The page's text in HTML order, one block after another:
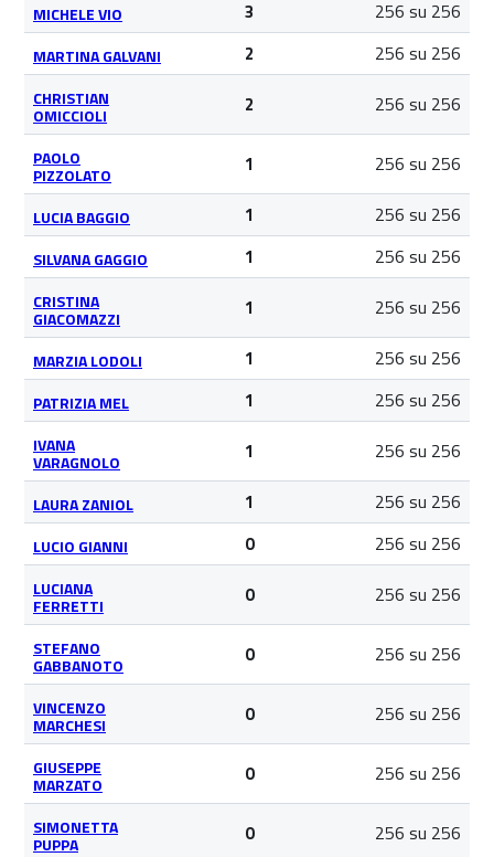
MICHELE VIO 3 256 su 256
MARTINA GALVANI 2 256 su 256
CHRISTIAN
OMICCIOLI 2 256 su 256
PAOLO
PIZZOLATO 1 256 su 256
LUCIA BAGGIO 1 256 su 256
SILVANA GAGGIO 1 256 su 256
CRISTINA
GIACOMAZZI 1 256 su 256
MARZIA LODOLI 1 256 su 256
PATRIZIA MEL 1 256 su 256
IVANA
VARAGNOLO 1 256 su 256
LAURA ZANIOL 1 256 su 256
LUCIO GIANNI 0 256 su 256
LUCIANA
FERRETTI 0 256 su 256
STEFANO
GABBANOTO 0 256 su 256
VINCENZO
MARCHESI 0 256 su 256
GIUSEPPE
MARZATO 0 256 su 256
SIMONETTA
PUPPA 0 256 su 256